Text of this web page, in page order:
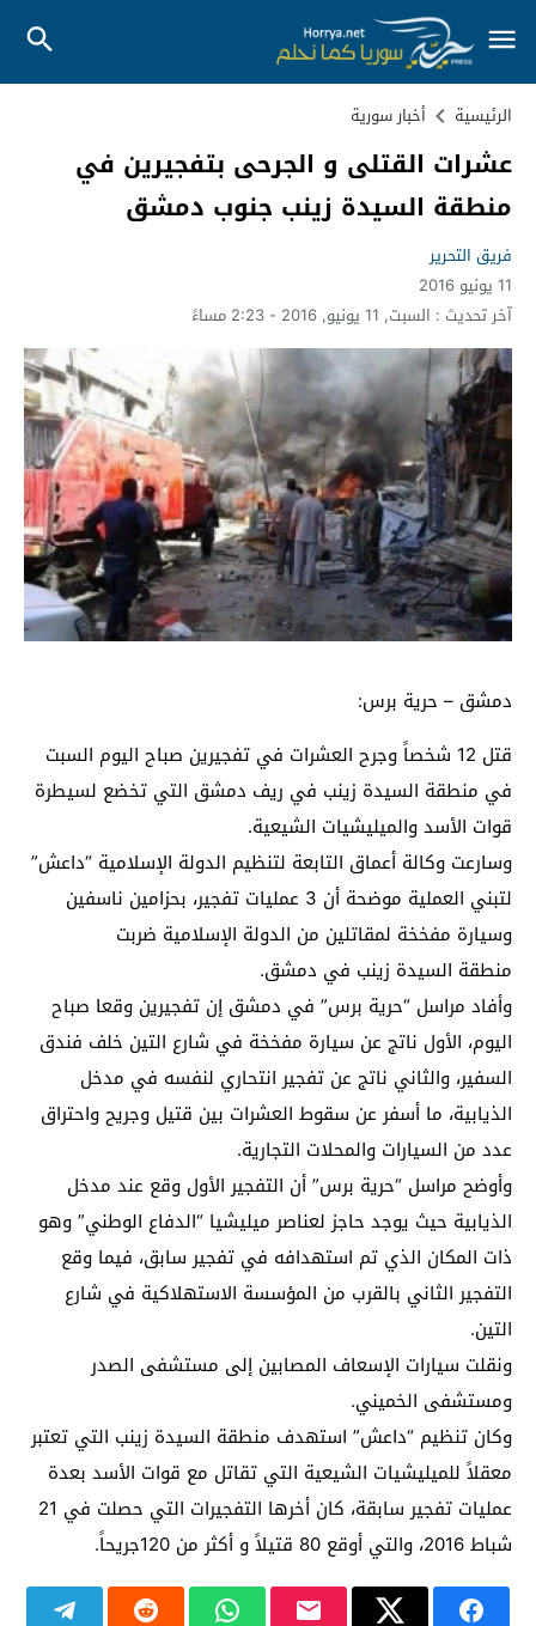
الرئيسية أخبار سورية
عشرات القتلى و الجرحى بتفجيرين في
منطقة السيدة زينب جنوب دمشق
فريق التحرير
11 يونيو 2016
آخر تحديث : السبت, 11 يونيو, 2016 - 2:23 مساءً
دمشق – حرية برس:
قتل 12 شخصاً وجرح العشرات في تفجيرين صباح اليوم السبت
في منطقة السيدة زينب في ريف دمشق التي تخضع لسيطرة
قوات الأسد والميليشيات الشيعية.
وسارعت وكالة أعماق التابعة لتنظيم الدولة الإسلامية “داعش”
لتبني العملية موضحة أن 3 عمليات تفجير، بحزامين ناسفين
وسيارة مفخخة لمقاتلين من الدولة الإسلامية ضربت
منطقة السيدة زينب في دمشق.
وأفاد مراسل “حرية برس” في دمشق إن تفجيرين وقعا صباح
اليوم، الأول ناتج عن سيارة مفخخة في شارع التين خلف فندق
السفير، والثاني ناتج عن تفجير انتحاري لنفسه في مدخل
الذيابية، ما أسفر عن سقوط العشرات بين قتيل وجريح واحتراق
عدد من السيارات والمحلات التجارية.
وأوضح مراسل “حرية برس” أن التفجير الأول وقع عند مدخل
الذيابية حيث يوجد حاجز لعناصر ميليشيا “الدفاع الوطني” وهو
ذات المكان الذي تم استهدافه في تفجير سابق، فيما وقع
التفجير الثاني بالقرب من المؤسسة الاستهلاكية في شارع
التين.
ونقلت سيارات الإسعاف المصابين إلى مستشفى الصدر
ومستشفى الخميني.
وكان تنظيم “داعش” استهدف منطقة السيدة زينب التي تعتبر
معقلاً للميليشيات الشيعية التي تقاتل مع قوات الأسد بعدة
عمليات تفجير سابقة، كان أخرها التفجيرات التي حصلت في 21
شباط 2016، والتي أوقع 80 قتيلاً و أكثر من 120جريحاً.